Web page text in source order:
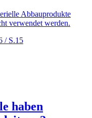
Abbauprodukte
verwendet werden.
/ S.15
haben